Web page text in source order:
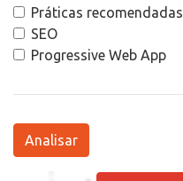
Práticas recomendadas
SEO
Progressive Web App
Analisar